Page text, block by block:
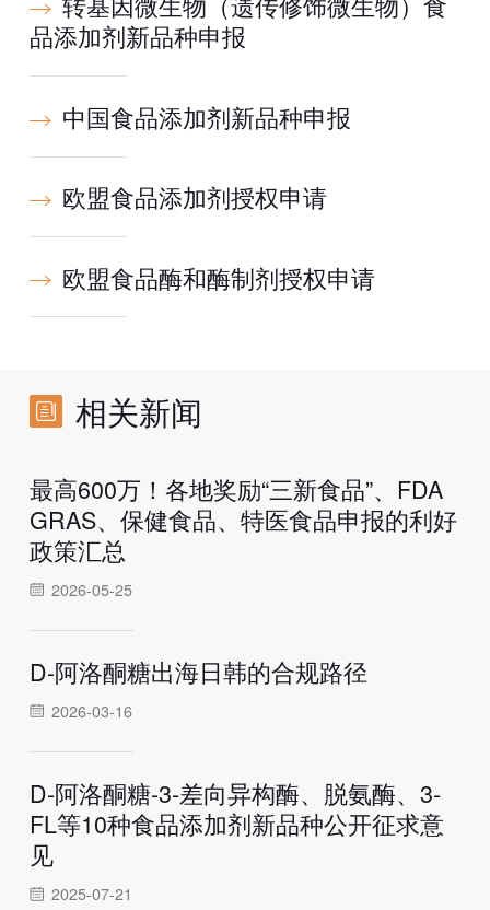
品添加剂新品种申报
中国食品添加剂新品种申报
欧盟食品添加剂授权申请
欧盟食品酶和酶制剂授权申请
相关新闻
最高600万！各地奖励“三新食品”、FDA
GRAS、保健食品、特医食品申报的利好
政策汇总
2026-05-25
D-阿洛酮糖出海日韩的合规路径
2026-03-16
D-阿洛酮糖-3-差向异构酶、脱氨酶、3-
FL等10种食品添加剂新品种公开征求意
见
2025-07-21